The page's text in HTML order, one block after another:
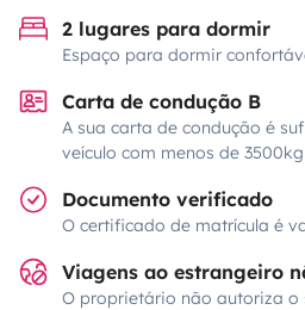
2 lugares para dormir
Espaço para dormir
Carta de condução B
A sua carta de condução é
veículo com menos de 3500kg
Documento verificado
O certificado de matrícula é
Viagens ao estrangeiro
O proprietário não autoriza o